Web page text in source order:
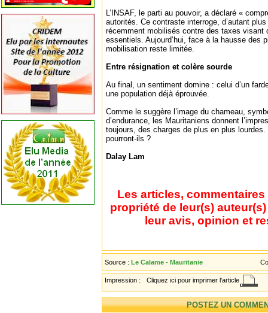
L’INSAF, le parti au pouvoir, a déclaré «
autorités. Ce contraste interroge, d’autant
récemment mobilisés contre des taxes visant
essentiels. Aujourd’hui, face à la hausse des
mobilisation reste limitée.
Entre résignation et colère sourde
Au final, un sentiment domine : celui d’un
une population déjà éprouvée.
Comme le suggère l’image du chameau,
d’endurance, les Mauritaniens donnent
toujours, des charges de plus en plus lourdes.
pourront-ils ?
Dalay Lam
Les articles,
propriété de leur(s)
leur avis, opinion et
Source : Le Calame - Mauritanie
Impression : Cliquez ici pour imprimer l'article
POSTEZ UN